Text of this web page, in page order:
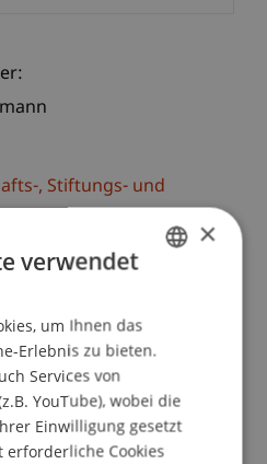
, Stiftungs- und
ist vom
entsandter Richter des
Einblick in die
Methodik des
aufbauend wird er
unter anderem
auf Liechtenstein, im
×
verwendet
um Ihnen das
Erlebnis zu bieten.
Services von
YouTube), wobei die
Einwilligung gesetzt
Cookies